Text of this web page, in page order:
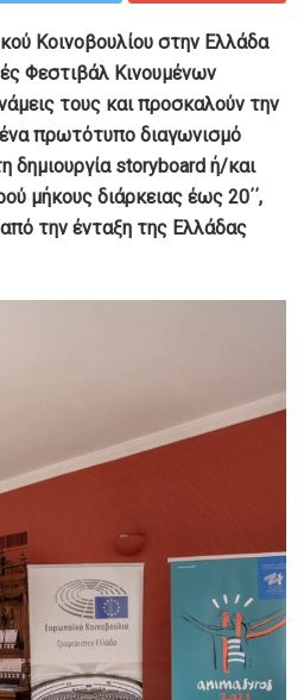
Κοινοβουλίου στην Ελλάδα
Φεστιβάλ Κινουμένων
τους και προσκαλούν την
πρωτότυπο διαγωνισμό
δημιουργία storyboard ή/και
μήκους διάρκειας έως 20΄΄,
την ένταξη της Ελλάδας